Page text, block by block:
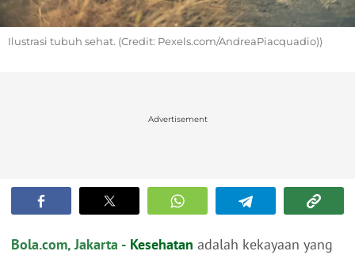
Ilustrasi tubuh sehat. (Credit: Pexels.com/AndreaPiacquadio))
Advertisement
Bola.com, Jakarta - Kesehatan adalah kekayaan yang